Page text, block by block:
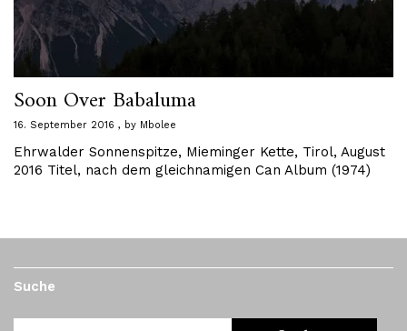
Soon Over Babaluma
16. September 2016 by Mbolee
Ehrwalder Sonnenspitze, Mieminger Kette, Tirol, August
2016 Titel, nach dem gleichnamigen Can Album (1974)
Suche